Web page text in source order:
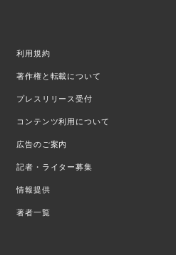
利用規約
著作権と転載について
プレスリリース受付
コンテンツ利用について
広告のご案内
記者・ライター募集
情報提供
著者一覧